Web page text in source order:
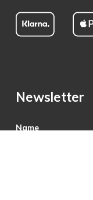
Newsletter
Name